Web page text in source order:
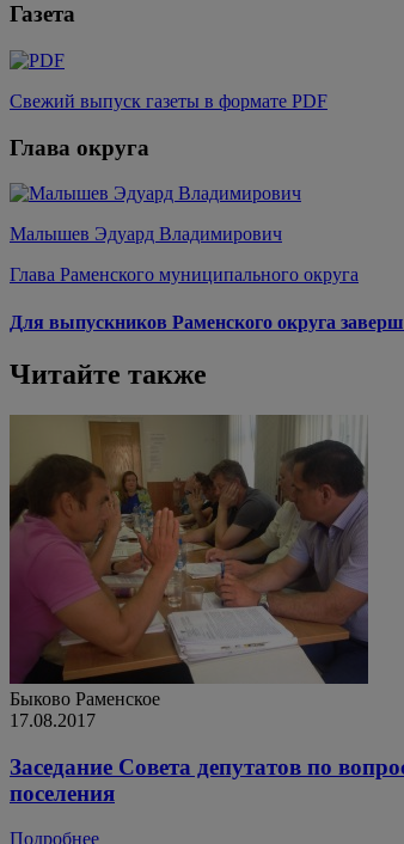
Газета
Свежий выпуск газеты в формате PDF
Глава округа
Малышев Эдуард Владимирович
Глава Раменского муниципального округа
Для выпускников Раменского округа
Читайте также
Быково Раменское
17.08.2017
Заседание Совета депутатов по
поселения
Подробнее